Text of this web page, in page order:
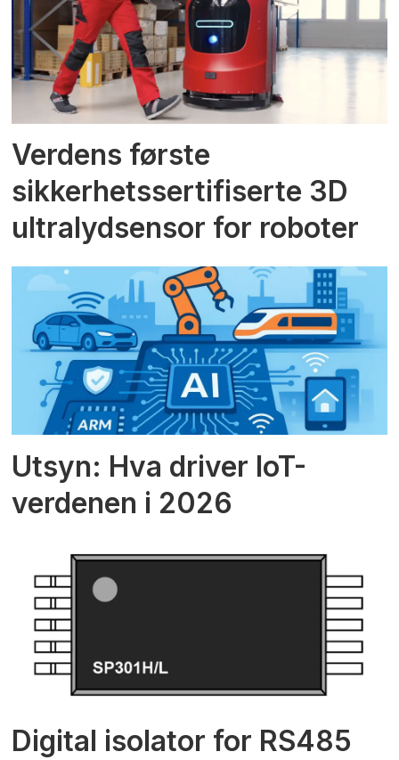
Verdens første
sikkerhetssertifiserte 3D
ultralydsensor for roboter
Utsyn: Hva driver IoT-
verdenen i 2026
Digital isolator for RS485